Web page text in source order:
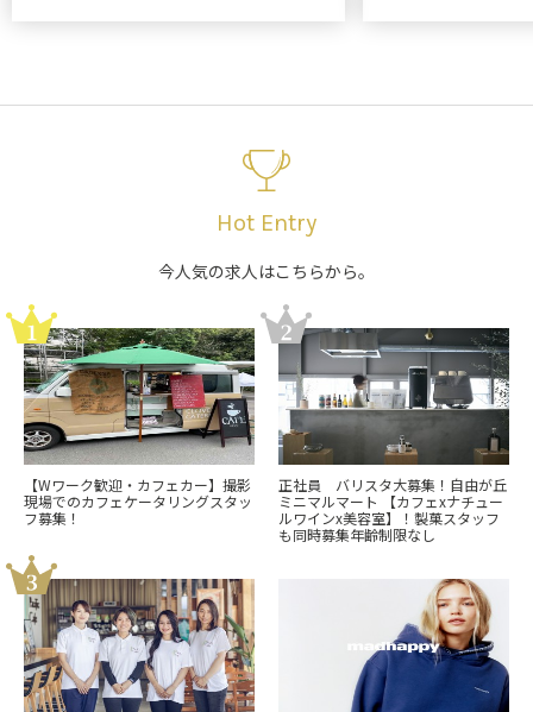
Hot Entry
今人気の求人はこちらから。
【Wワーク歓迎・カフェカー】撮影
現場でのカフェケータリングスタッ
フ募集！
正社員 バリスタ大募集！自由が丘
ミニマルマート 【カフェxナチュー
ルワインx美容室】！製菓スタッフ
も同時募集年齢制限なし